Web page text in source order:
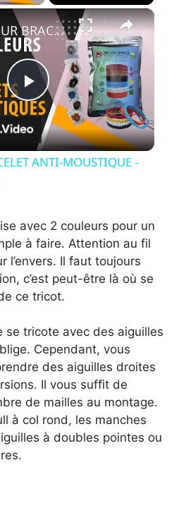
×
P
y
V
d
e
o
⭐️ MEILLEUR BRACELET ANTI-MOUSTIQUE - Comparatif 2024
ANTI-MOUSTIQUE -
avec 2 couleurs pour un
à faire. Attention au fil
l’envers. Il faut toujours
c’est peut-être là où se
ce tricot.
se tricote avec des aiguilles
Cependant, vous
des aiguilles droites
Il vous suffit de
de mailles au montage.
à col rond, les manches
à doubles pointes ou